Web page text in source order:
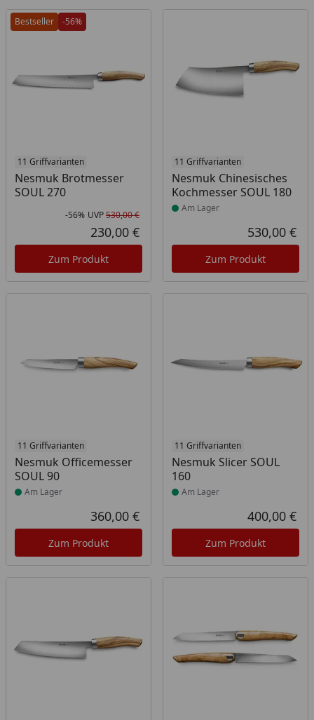
Bestseller -56%
11 Griffvarianten
Nesmuk Brotmesser
SOUL 270
Rabatt in Prozent
-56%
Ursprünglicher Preis
UVP530,00 €
Aktueller Preis
230,00 €
Zum Produkt
11 Griffvarianten
Nesmuk Chinesisches
Kochmesser SOUL 180
Produkt am Lager
Am Lager
530,00 €
Zum Produkt
11 Griffvarianten
Nesmuk Officemesser
SOUL 90
Produkt am Lager
Am Lager
Aktueller Preis
360,00 €
Zum Produkt
11 Griffvarianten
Nesmuk Slicer SOUL
160
Produkt am Lager
Am Lager
400,00 €
Zum Produkt